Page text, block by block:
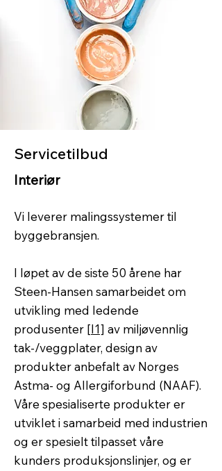
Servicetilbud
Interiør
Vi leverer malingssystemer til
byggebransjen.
I løpet av de siste 50 årene har
Steen-Hansen samarbeidet om
utvikling med ledende
produsenter [l1] av miljøvennlig
tak-/veggplater, design av
produkter anbefalt av Norges
Astma- og Allergiforbund (NAAF).
Våre spesialiserte produkter er
utviklet i samarbeid med industrien
og er spesielt tilpasset våre
kunders produksjonslinjer, og er